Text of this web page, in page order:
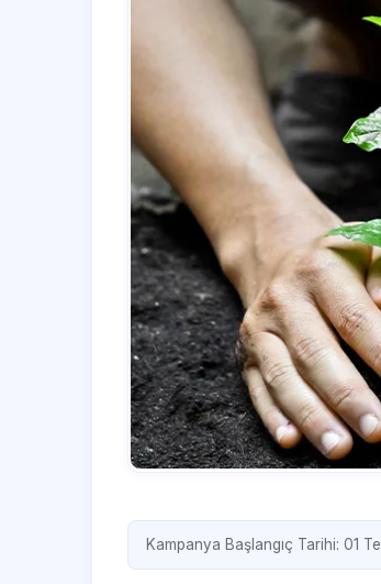
Kampanya Başlangıç Tarihi: 01